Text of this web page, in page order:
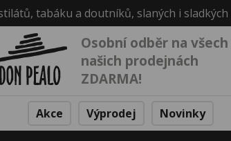
tabáku a doutníků, slaných i
Osobní odběr na všech
našich prodejnách
ZDARMA!
Akce Výprodej Novinky